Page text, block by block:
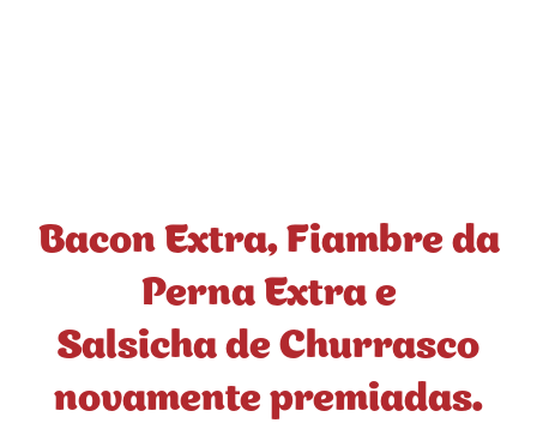
Bacon Extra, Fiambre da
Perna Extra e
Salsicha de Churrasco
novamente premiadas.